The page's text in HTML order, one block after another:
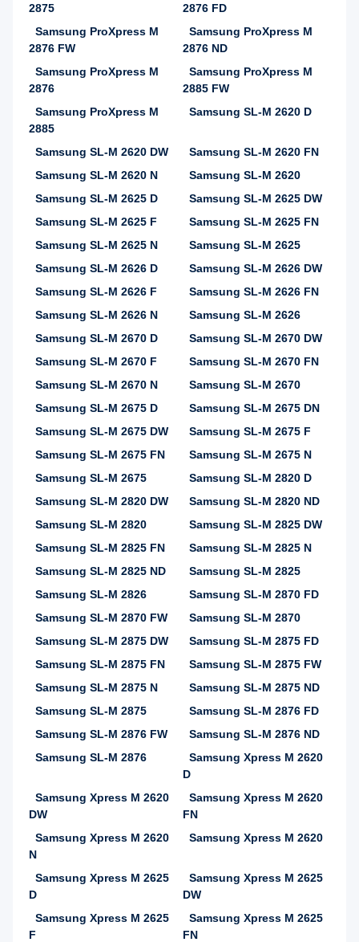
2875
2876 FD
Samsung ProXpress M
2876 FW
Samsung ProXpress M
2876 ND
Samsung ProXpress M
2876
Samsung ProXpress M
2885 FW
Samsung ProXpress M
2885
Samsung SL-M 2620 D
Samsung SL-M 2620 DW
Samsung SL-M 2620 FN
Samsung SL-M 2620 N
Samsung SL-M 2620
Samsung SL-M 2625 D
Samsung SL-M 2625 DW
Samsung SL-M 2625 F
Samsung SL-M 2625 FN
Samsung SL-M 2625 N
Samsung SL-M 2625
Samsung SL-M 2626 D
Samsung SL-M 2626 DW
Samsung SL-M 2626 F
Samsung SL-M 2626 FN
Samsung SL-M 2626 N
Samsung SL-M 2626
Samsung SL-M 2670 D
Samsung SL-M 2670 DW
Samsung SL-M 2670 F
Samsung SL-M 2670 FN
Samsung SL-M 2670 N
Samsung SL-M 2670
Samsung SL-M 2675 D
Samsung SL-M 2675 DN
Samsung SL-M 2675 DW
Samsung SL-M 2675 F
Samsung SL-M 2675 FN
Samsung SL-M 2675 N
Samsung SL-M 2675
Samsung SL-M 2820 D
Samsung SL-M 2820 DW
Samsung SL-M 2820 ND
Samsung SL-M 2820
Samsung SL-M 2825 DW
Samsung SL-M 2825 FN
Samsung SL-M 2825 N
Samsung SL-M 2825 ND
Samsung SL-M 2825
Samsung SL-M 2826
Samsung SL-M 2870 FD
Samsung SL-M 2870 FW
Samsung SL-M 2870
Samsung SL-M 2875 DW
Samsung SL-M 2875 FD
Samsung SL-M 2875 FN
Samsung SL-M 2875 FW
Samsung SL-M 2875 N
Samsung SL-M 2875 ND
Samsung SL-M 2875
Samsung SL-M 2876 FD
Samsung SL-M 2876 FW
Samsung SL-M 2876 ND
Samsung SL-M 2876
Samsung Xpress M 2620
D
Samsung Xpress M 2620
DW
Samsung Xpress M 2620
FN
Samsung Xpress M 2620
N
Samsung Xpress M 2620
Samsung Xpress M 2625
D
Samsung Xpress M 2625
DW
Samsung Xpress M 2625
F
Samsung Xpress M 2625
FN